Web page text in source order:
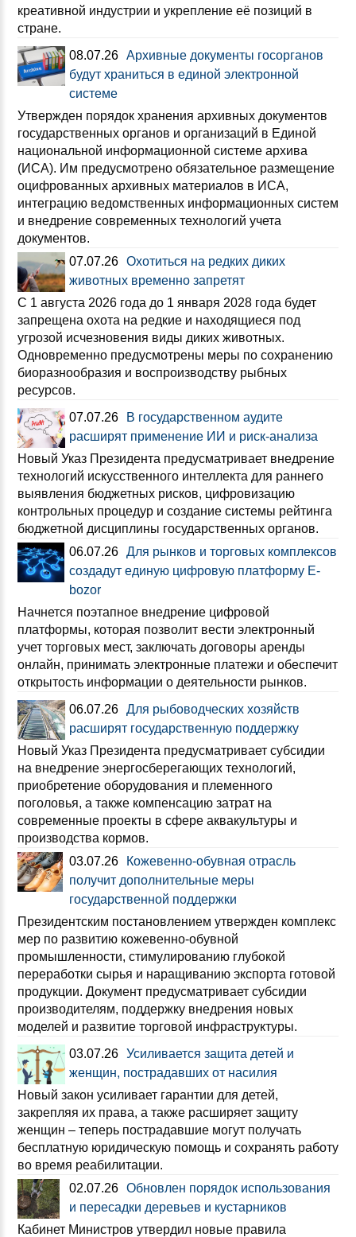
креативной индустрии и укрепление её позиций в
стране.
08.07.26 Архивные документы госорганов
будут храниться в единой электронной
системе
Утвержден порядок хранения архивных документов
государственных органов и организаций в Единой
национальной информационной системе архива
(ИСА). Им предусмотрено обязательное размещение
оцифрованных архивных материалов в ИСА,
интеграцию ведомственных информационных систем
и внедрение современных технологий учета
документов.
07.07.26 Охотиться на редких диких
животных временно запретят
С 1 августа 2026 года до 1 января 2028 года будет
запрещена охота на редкие и находящиеся под
угрозой исчезновения виды диких животных.
Одновременно предусмотрены меры по сохранению
биоразнообразия и воспроизводству рыбных
ресурсов.
07.07.26
В государственном аудите
расширят применение ИИ и риск-анализа
Новый Указ Президента предусматривает внедрение
технологий искусственного интеллекта для раннего
выявления бюджетных рисков, цифровизацию
контрольных процедур и создание системы рейтинга
бюджетной дисциплины государственных органов.
06.07.26 Для рынков и торговых комплексов
создадут единую цифровую платформу E-
bozor
Начнется поэтапное внедрение цифровой
платформы, которая позволит вести электронный
учет торговых мест, заключать договоры аренды
онлайн, принимать электронные платежи и обеспечит
открытость информации о деятельности рынков.
06.07.26 Для рыбоводческих хозяйств
расширят государственную поддержку
Новый Указ Президента предусматривает субсидии
на внедрение энергосберегающих технологий,
приобретение оборудования и племенного
поголовья, а также компенсацию затрат на
современные проекты в сфере аквакультуры и
производства кормов.
03.07.26
Кожевенно-обувная отрасль
получит дополнительные меры
государственной поддержки
Президентским постановлением утвержден комплекс
мер по развитию кожевенно-обувной
промышленности, стимулированию глубокой
переработки сырья и наращиванию экспорта готовой
продукции. Документ предусматривает субсидии
производителям, поддержку внедрения новых
моделей и развитие торговой инфраструктуры.
03.07.26 Усиливается защита детей и
женщин, пострадавших от насилия
Новый закон усиливает гарантии для детей,
закрепляя их права, а также расширяет защиту
женщин – теперь пострадавшие могут получать
бесплатную юридическую помощь и сохранять работу
во время реабилитации.
02.07.26 Обновлен порядок использования
и пересадки деревьев и кустарников
Кабинет Министров утвердил новые правила